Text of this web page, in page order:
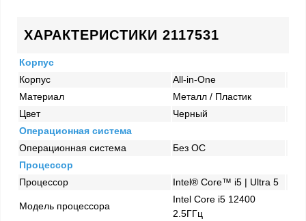
ХАРАКТЕРИСТИКИ 2117531
Корпус
Корпус
All-in-One
Материал
Металл / Пластик
Цвет
Черный
Операционная система
Операционная система
Без ОС
Процессор
Процессор
Intel® Core™ i5 | Ultra 5
Модель процессора
Intel Core i5 12400
2.5ГГц